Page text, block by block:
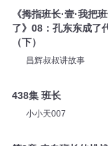
《拇指班长·壹·我把
了》08：孔东东成了
（下）
昌辉叔叔讲故事
438集 班长
小小天007